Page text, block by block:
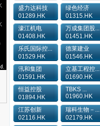
盛力达科技
01289.HK
绿色经济
01315.HK
濠江机电
01408.HK
万成集团股...
01451.HK
乐氏国际控...
01529.HK
德莱建业
01546.HK
汛和集团
01591.HK
立基工程控...
01690.HK
恒益控股
01894.HK
TBKS ...
01960.HK
江苏创新
02116.HK
瑞科生物－...
02179.HK